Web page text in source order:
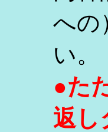
への
い。
●た
返し